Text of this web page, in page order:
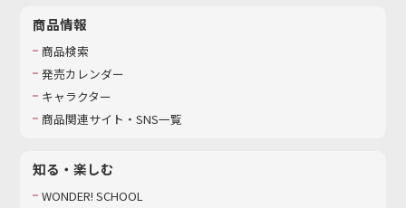
商品情報
商品検索
発売カレンダー
キャラクター
商品関連サイト・SNS一覧
知る・楽しむ
WONDER! SCHOOL